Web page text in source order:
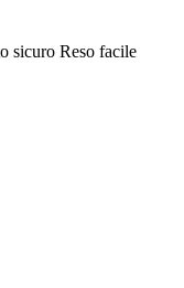
sicuro Reso facile